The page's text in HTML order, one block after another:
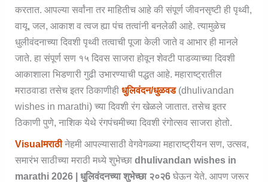
करतात. आपल्या सर्वांना तर माहितीच आहे की संपूर्ण जीवनसृष्टी ही पृथ्वी,
वायू, जल, आकाश व त्वज ह्या पंच तत्वांनी बनलेळी आहे. त्यामुळेच
धुलीवंदनाच्या दिवशी पृथ्वी तत्वाची पूजा केली जाते व आभार ही मानले
जाते. हा संपूर्ण सण १५ दिवस साजरा होवून शेवटी पाडव्याच्या दिवशी
आकाशाला भिडणारी गुढी उभारण्याची पद्धत आहे. महाराष्ट्रातील
मराठवाडा तसेच इतर ठिकाणीहीधुलिवंदन/धुळवड(dhulivandan
wishes in marathi) च्या दिवशी रंग खेळले जातात. तसेच इतर
ठिकाणी पुणे, नाशिक येथे रंगपंचमीच्या दिवशी रंगोत्सव साजरा होतो.
Visualमराठीनेहमी आपल्यासाठी वेगवेगळ्या महाराष्ट्रीयन सण, उत्सव,
समारंभ साठीच्या मराठी मध्ये शुभेच्छाdhulivandan wishes in
marathi 2026 | धुलिवंदनच्या शुभेच्छा २०२6 घेऊन येते. आपण जरूर